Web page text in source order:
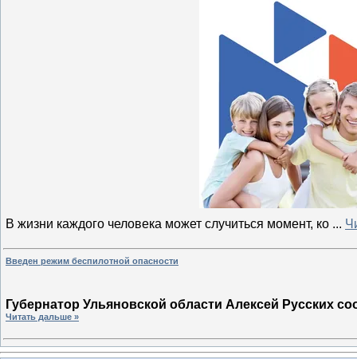
В жизни каждого человека может случиться момент, ко ...
Введен режим беспилотной опасности
Губернатор Ульяновской области Алексей Русских
Читать дальше »